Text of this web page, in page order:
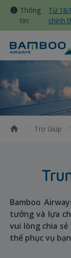
Thông
tin:
Từ
chính
bay
Sơn
Trung tâm
Trợ Giúp
Bamboo
tưởng và lựa
vui lòng chia
thể phục vụ